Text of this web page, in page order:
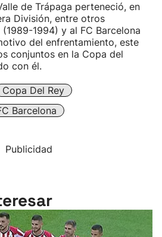
de Trápaga perteneció, en
División, entre otros
1994) y al FC Barcelona
del enfrentamiento, este
conjuntos en la Copa del
con él.
Copa Del Rey
Barcelona
Publicidad